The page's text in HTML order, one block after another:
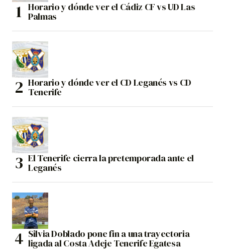
Horario y dónde ver el Cádiz CF vs UD Las
Palmas
Horario y dónde ver el CD Leganés vs CD
Tenerife
El Tenerife cierra la pretemporada ante el
Leganés
Silvia Doblado pone fin a una trayectoria
ligada al Costa Adeje Tenerife Egatesa